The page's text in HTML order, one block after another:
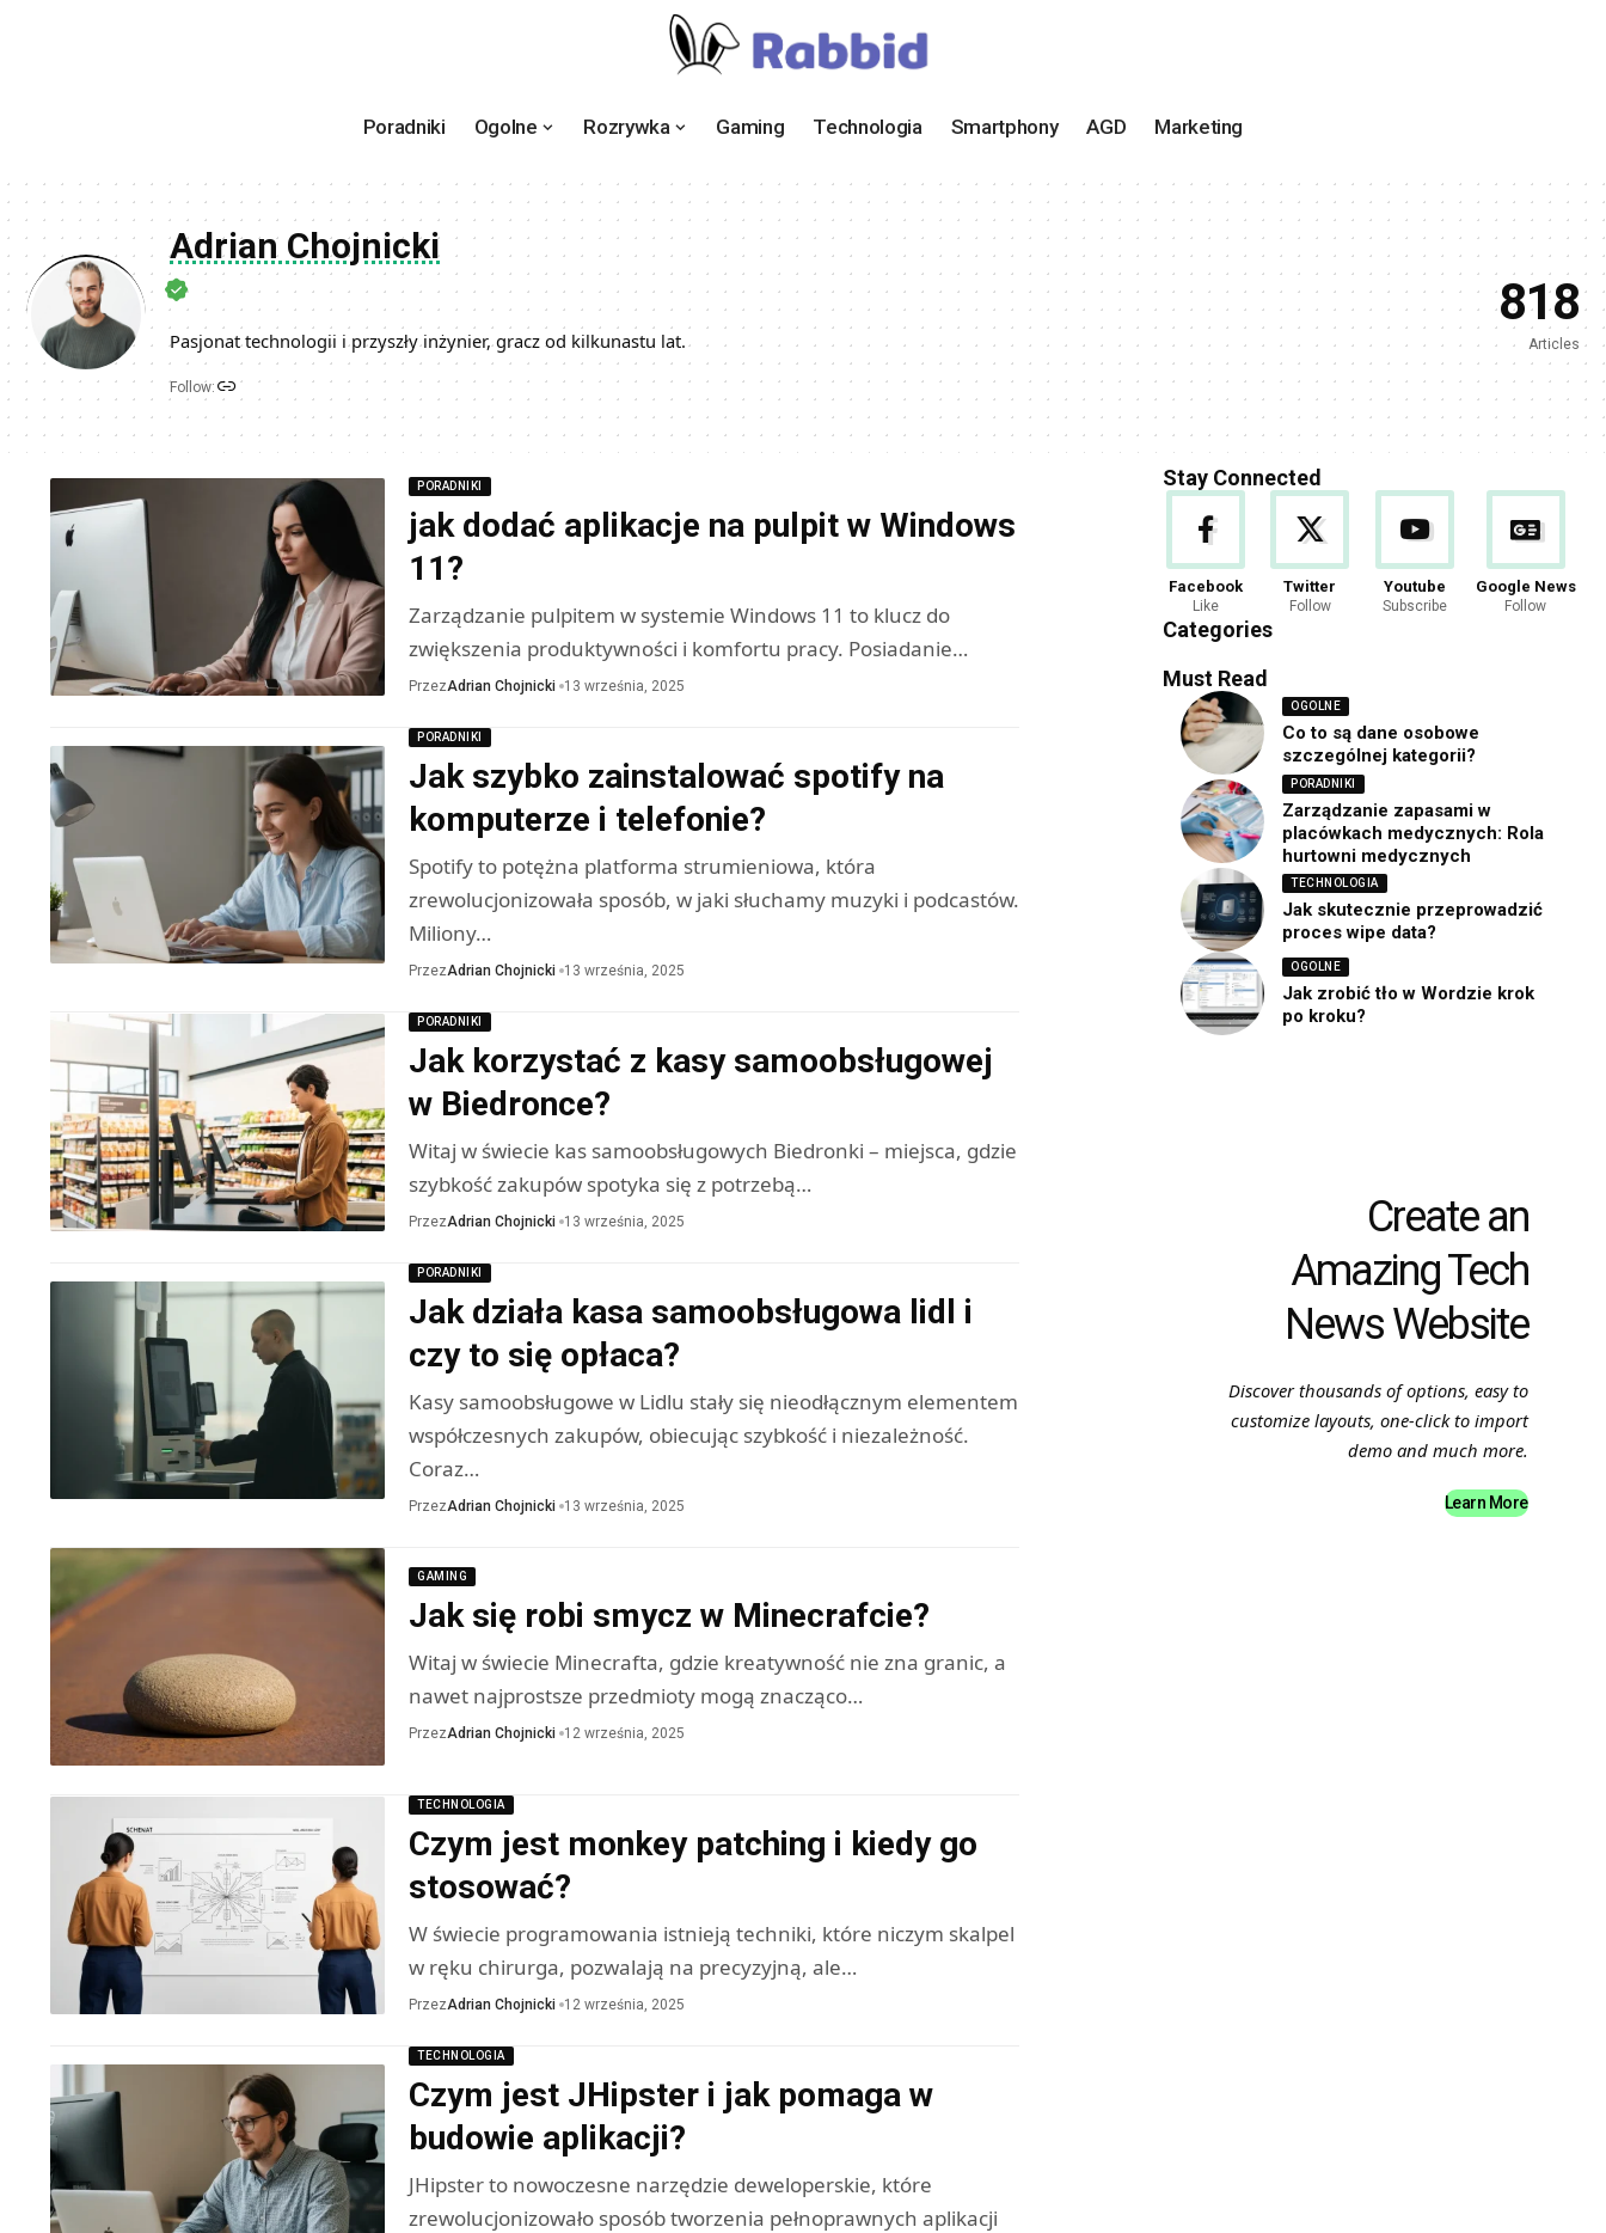
Poradniki Ogolne Rozrywka Gaming Technologia Smartphony AGD Marketing
Adrian Chojnicki
Pasjonat technologii i przyszły inżynier, gracz od kilkunastu lat.
Follow:
818
Articles
PORADNIKI
jak dodać aplikacje na pulpit w Windows
11?
Zarządzanie pulpitem w systemie Windows 11 to klucz do
zwiększenia produktywności i komfortu pracy. Posiadanie…
PrzezAdrian Chojnicki 13 września, 2025
PORADNIKI
Jak szybko zainstalować spotify na
komputerze i telefonie?
Spotify to potężna platforma strumieniowa, która
zrewolucjonizowała sposób, w jaki słuchamy muzyki i podcastów.
Miliony…
PrzezAdrian Chojnicki 13 września, 2025
PORADNIKI
Jak korzystać z kasy samoobsługowej
w Biedronce?
Witaj w świecie kas samoobsługowych Biedronki – miejsca, gdzie
szybkość zakupów spotyka się z potrzebą…
PrzezAdrian Chojnicki 13 września, 2025
PORADNIKI
Jak działa kasa samoobsługowa lidl i
czy to się opłaca?
Kasy samoobsługowe w Lidlu stały się nieodłącznym elementem
współczesnych zakupów, obiecując szybkość i niezależność.
Coraz…
PrzezAdrian Chojnicki 13 września, 2025
GAMING
Jak się robi smycz w Minecrafcie?
Witaj w świecie Minecrafta, gdzie kreatywność nie zna granic, a
nawet najprostsze przedmioty mogą znacząco…
PrzezAdrian Chojnicki 12 września, 2025
TECHNOLOGIA
Czym jest monkey patching i kiedy go
stosować?
W świecie programowania istnieją techniki, które niczym skalpel
w ręku chirurga, pozwalają na precyzyjną, ale…
PrzezAdrian Chojnicki 12 września, 2025
TECHNOLOGIA
Czym jest JHipster i jak pomaga w
budowie aplikacji?
JHipster to nowoczesne narzędzie deweloperskie, które
zrewolucjonizowało sposób tworzenia pełnoprawnych aplikacji
Stay Connected
Facebook
Like
Twitter
Follow
Youtube
Subscribe
Google News
Follow
Categories
Gaming
34 Articles
Must Read
OGOLNE
Co to są dane osobowe
szczególnej kategorii?
PORADNIKI
Zarządzanie zapasami w
placówkach medycznych: Rola
hurtowni medycznych
TECHNOLOGIA
Jak skutecznie przeprowadzić
proces wipe data?
OGOLNE
Jak zrobić tło w Wordzie krok
po kroku?
Create an
Amazing Tech
News Website
Discover thousands of options, easy to
customize layouts, one-click to import
demo and much more.
Learn More